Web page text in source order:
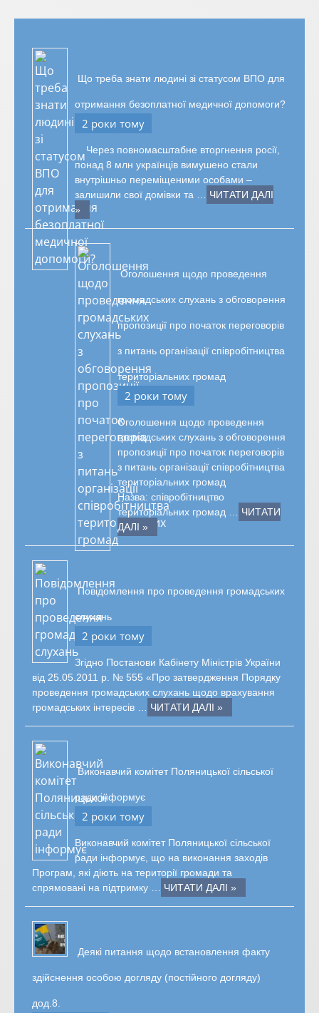
Що треба знати людині зі статусом ВПО для
отримання безоплатної медичної допомоги?
2 роки тому
Через повномасштабне вторгнення росії,
понад 8 млн українців вимушено стали
внутрішньо переміщеними особами –
залишили свої домівки та … ЧИТАТИ ДАЛІ
»
Оголошення щодо проведення
громадських слухань з обговорення
пропозиції про початок переговорів
з питань організації співробітництва
територіальних громад
2 роки тому
Оголошення щодо проведення
громадських слухань з обговорення
пропозиції про початок переговорів
з питань організації співробітництва
територіальних громад
Назва: співробітництво
територіальних громад … ЧИТАТИ
ДАЛІ »
Повідомлення про проведення громадських
слухань
2 роки тому
Згідно Постанови Кабінету Міністрів України
від 25.05.2011 р. № 555 «Про затвердження Порядку
проведення громадських слухань щодо врахування
громадських інтересів … ЧИТАТИ ДАЛІ »
Виконавчий комітет Поляницької сільської
ради інформує
2 роки тому
Виконавчий комітет Поляницької сільської
ради інформує, що на виконання заходів
Програм, які діють на території громади та
спрямовані на підтримку … ЧИТАТИ ДАЛІ »
Деякі питання щодо встановлення факту
здійснення особою догляду (постійного догляду)
дод.8.